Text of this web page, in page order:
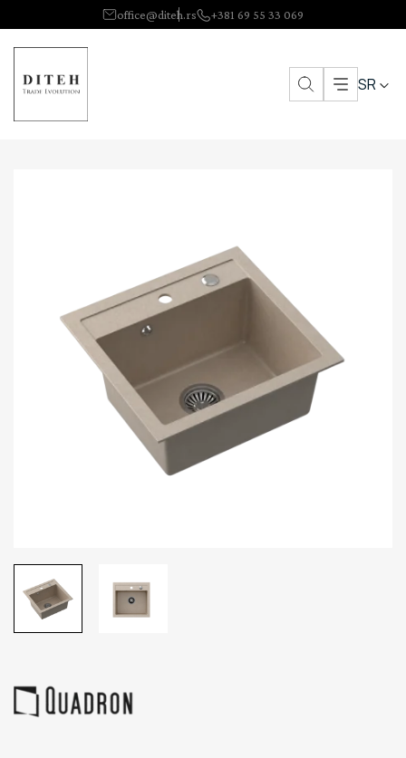
office@diteh.rs +381 69 55 33 069
SR